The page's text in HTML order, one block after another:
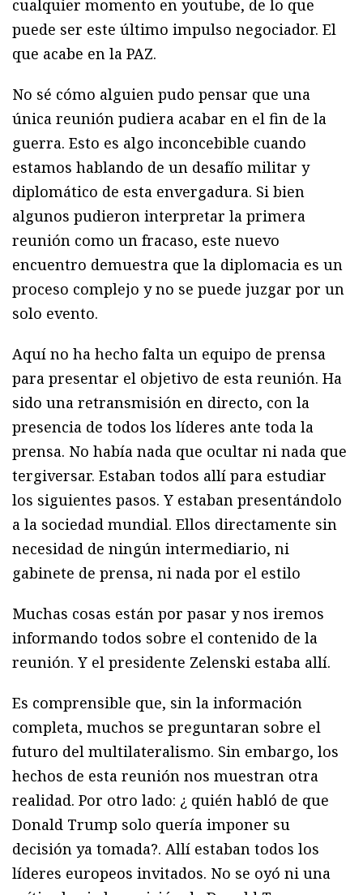
cualquier momento en youtube, de lo que
puede ser este último impulso negociador. El
que acabe en la PAZ.
No sé cómo alguien pudo pensar que una
única reunión pudiera acabar en el fin de la
guerra. Esto es algo inconcebible cuando
estamos hablando de un desafío militar y
diplomático de esta envergadura. Si bien
algunos pudieron interpretar la primera
reunión como un fracaso, este nuevo
encuentro demuestra que la diplomacia es un
proceso complejo y no se puede juzgar por un
solo evento.
Aquí no ha hecho falta un equipo de prensa
para presentar el objetivo de esta reunión. Ha
sido una retransmisión en directo, con la
presencia de todos los líderes ante toda la
prensa. No había nada que ocultar ni nada que
tergiversar. Estaban todos allí para estudiar
los siguientes pasos. Y estaban presentándolo
a la sociedad mundial. Ellos directamente sin
necesidad de ningún intermediario, ni
gabinete de prensa, ni nada por el estilo
Muchas cosas están por pasar y nos iremos
informando todos sobre el contenido de la
reunión. Y el presidente Zelenski estaba allí.
Es comprensible que, sin la información
completa, muchos se preguntaran sobre el
futuro del multilateralismo. Sin embargo, los
hechos de esta reunión nos muestran otra
realidad. Por otro lado: ¿ quién habló de que
Donald Trump solo quería imponer su
decisión ya tomada?. Allí estaban todos los
líderes europeos invitados. No se oyó ni una